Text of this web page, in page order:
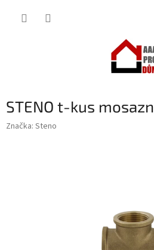
STENO t-kus
Značka: Steno